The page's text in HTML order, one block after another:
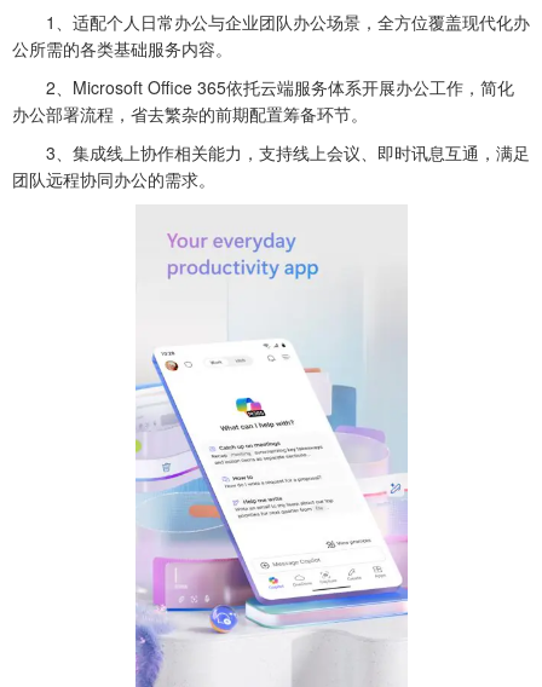
1、适配个人日常办公与企业团队办公场景，全方位覆盖现代化办
公所需的各类基础服务内容。
2、Microsoft Office 365依托云端服务体系开展办公工作，简化
办公部署流程，省去繁杂的前期配置筹备环节。
3、集成线上协作相关能力，支持线上会议、即时讯息互通，满足
团队远程协同办公的需求。